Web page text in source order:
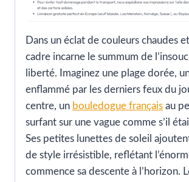
Dans un éclat de couleurs chaudes
cadre incarne le summum de
liberté. Imaginez une plage dorée,
enflammé par les derniers feux du
centre, un bouledogue français au
surfant sur une vague comme s’il
Ses petites lunettes de soleil
de style irrésistible, reflétant
commence sa descente à l’horizon.